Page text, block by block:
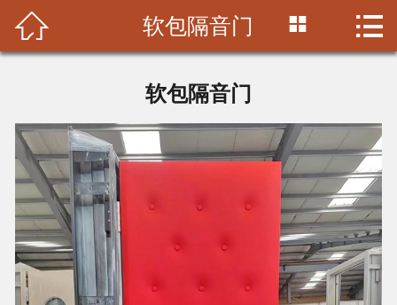
 首页
施工案例
视频中心
新闻中心
联系我们
 软包隔音门  
软包隔音门